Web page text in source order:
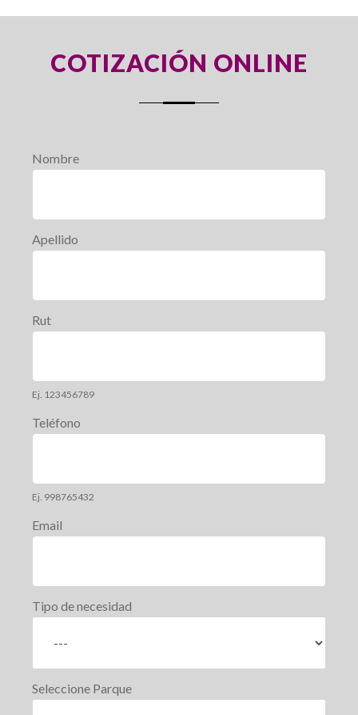
COTIZACIÓN ONLINE
Nombre
Apellido
Rut
Ej. 123456789
Teléfono
Ej. 998765432
Email
Tipo de necesidad
Seleccione Parque